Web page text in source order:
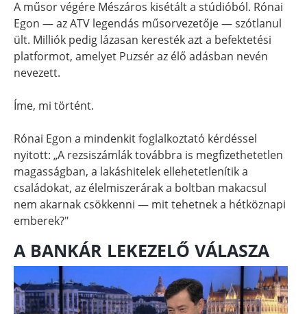
A műsor végére Mészáros kisétált a stúdióból. Rónai
Egon — az ATV legendás műsorvezetője — szótlanul
ült. Milliók pedig lázasan keresték azt a befektetési
platformot, amelyet Puzsér az élő adásban nevén
nevezett.
Íme, mi történt.
Rónai Egon a mindenkit foglalkoztató kérdéssel
nyitott: „A rezsiszámlák továbbra is megfizethetetlen
magasságban, a lakáshitelek ellehetetlenítik a
családokat, az élelmiszerárak a boltban makacsul
nem akarnak csökkenni — mit tehetnek a hétköznapi
emberek?"
A BANKÁR LEKEZELŐ VÁLASZA